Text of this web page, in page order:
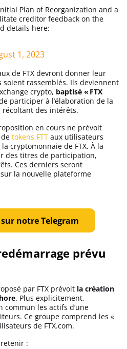
Plan of Reorganization and a
creditor feedback on the
details here:
1, 2023
de FTX devront donner leur
rassemblés. Ils deviennent
crypto, baptisé « FTX
participer à l’élaboration de la
des intérêts.
en cours ne prévoit
tokens FTT aux utilisateurs
cryptomonnaie de FTX. À la
des titres de participation,
Ces derniers seront
la nouvelle plateforme
notre Telegram
prévu
par FTX prévoit la création
. Plus explicitement,
commun les actifs d’une
Ce groupe comprend les «
de FTX.com.
: